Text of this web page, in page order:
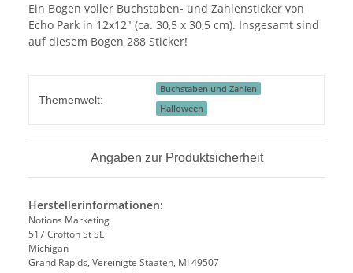
Ein Bogen voller Buchstaben- und Zahlensticker von
Echo Park in 12x12" (ca. 30,5 x 30,5 cm). Insgesamt sind
auf diesem Bogen 288 Sticker!
Themenwelt:
Buchstaben und Zahlen
Halloween
Angaben zur Produktsicherheit
Herstellerinformationen:
Notions Marketing
517 Crofton St SE
Michigan
Grand Rapids, Vereinigte Staaten, MI 49507